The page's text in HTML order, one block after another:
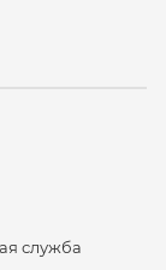
служба